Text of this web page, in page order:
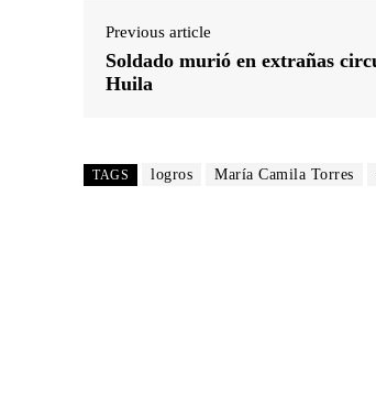
Previous article
Soldado murió en extrañas
Huila
TAGS logros María Camila Torres